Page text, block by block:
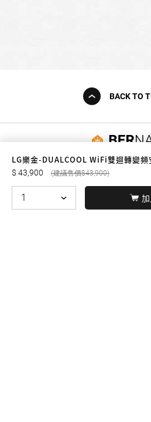
LG樂金-DUALCOOL WiFi雙迴轉變
43,900 43,900
BACK TO
友誠購
© BERNARD 2021